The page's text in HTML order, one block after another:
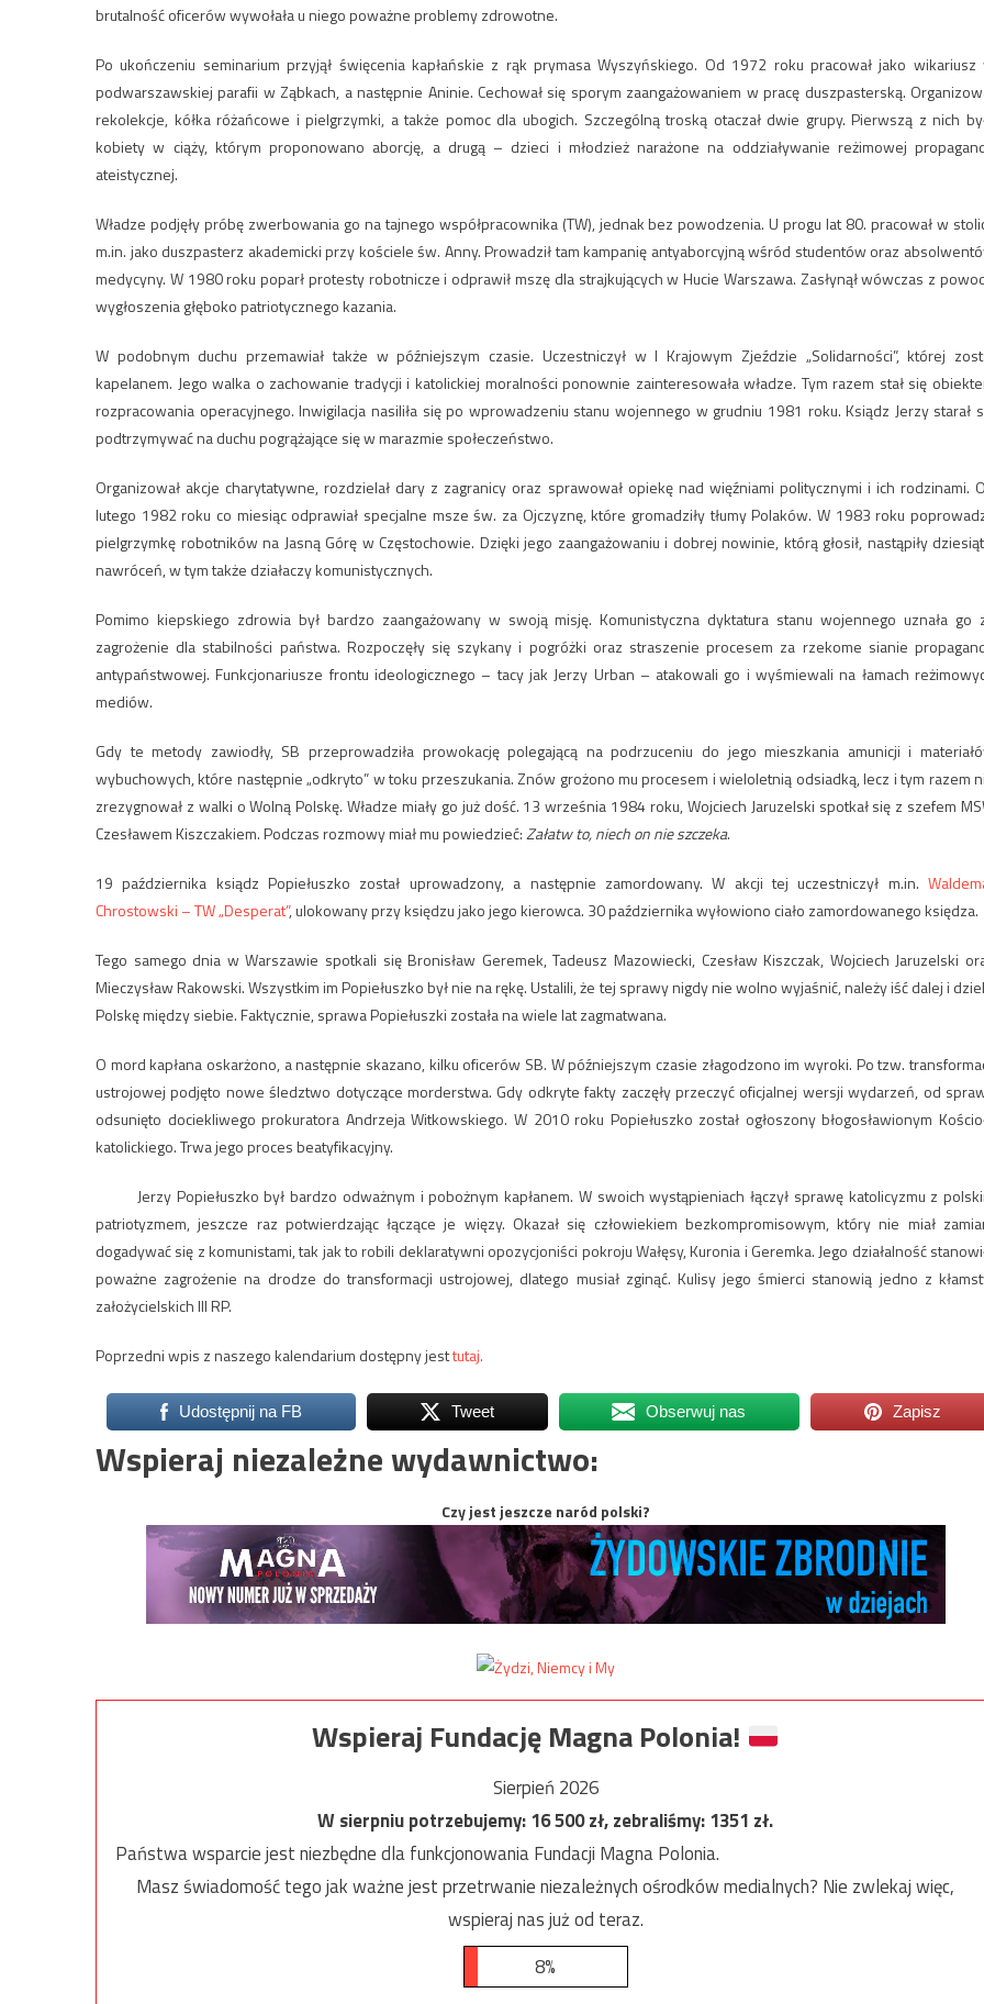
brutalność oficerów wywołała u niego poważne problemy zdrowotne.
Po ukończeniu seminarium przyjął święcenia kapłańskie z rąk prymasa Wyszyńskiego. Od 1972 roku pracował jako wikariusz
podwarszawskiej parafii w Ząbkach, a następnie Aninie. Cechował się sporym zaangażowaniem w pracę duszpasterską.
rekolekcje, kółka różańcowe i pielgrzymki, a także pomoc dla ubogich. Szczególną troską otaczał dwie grupy. Pierwszą z nich
kobiety w ciąży, którym proponowano aborcję, a drugą – dzieci i młodzież narażone na oddziaływanie reżimowej
ateistycznej.
Władze podjęły próbę zwerbowania go na tajnego współpracownika (TW), jednak bez powodzenia. U progu lat 80. pracował w
m.in. jako duszpasterz akademicki przy kościele św. Anny. Prowadził tam kampanię antyaborcyjną wśród studentów oraz
medycyny. W 1980 roku poparł protesty robotnicze i odprawił mszę dla strajkujących w Hucie Warszawa. Zasłynął wówczas z
wygłoszenia głęboko patriotycznego kazania.
W podobnym duchu przemawiał także w późniejszym czasie. Uczestniczył w I Krajowym Zjeździe „Solidarności”, której
kapelanem. Jego walka o zachowanie tradycji i katolickiej moralności ponownie zainteresowała władze. Tym razem stał się
rozpracowania operacyjnego. Inwigilacja nasiliła się po wprowadzeniu stanu wojennego w grudniu 1981 roku. Ksiądz Jerzy starał
podtrzymywać na duchu pogrążające się w marazmie społeczeństwo.
Organizował akcje charytatywne, rozdzielał dary z zagranicy oraz sprawował opiekę nad więźniami politycznymi i ich rodzinami.
lutego 1982 roku co miesiąc odprawiał specjalne msze św. za Ojczyznę, które gromadziły tłumy Polaków. W 1983 roku
pielgrzymkę robotników na Jasną Górę w Częstochowie. Dzięki jego zaangażowaniu i dobrej nowinie, którą głosił, nastąpiły
nawróceń, w tym także działaczy komunistycznych.
Pomimo kiepskiego zdrowia był bardzo zaangażowany w swoją misję. Komunistyczna dyktatura stanu wojennego uznała go
zagrożenie dla stabilności państwa. Rozpoczęły się szykany i pogróżki oraz straszenie procesem za rzekome sianie
antypaństwowej. Funkcjonariusze frontu ideologicznego – tacy jak Jerzy Urban – atakowali go i wyśmiewali na łamach
mediów.
Gdy te metody zawiodły, SB przeprowadziła prowokację polegającą na podrzuceniu do jego mieszkania amunicji i
wybuchowych, które następnie „odkryto” w toku przeszukania. Znów grożono mu procesem i wieloletnią odsiadką, lecz i tym razem
zrezygnował z walki o Wolną Polskę. Władze miały go już dość. 13 września 1984 roku, Wojciech Jaruzelski spotkał się z szefem
Czesławem Kiszczakiem. Podczas rozmowy miał mu powiedzieć:Załatw to, niech on nie szczeka.
19 października ksiądz Popiełuszko został uprowadzony, a następnie zamordowany. W akcji tej uczestniczył m.in.
Chrostowski – TW „Desperat”, ulokowany przy księdzu jako jego kierowca. 30 października wyłowiono ciało zamordowanego księdza.
Tego samego dnia w Warszawie spotkali się Bronisław Geremek, Tadeusz Mazowiecki, Czesław Kiszczak, Wojciech Jaruzelski
Mieczysław Rakowski. Wszystkim im Popiełuszko był nie na rękę. Ustalili, że tej sprawy nigdy nie wolno wyjaśnić, należy iść dalej i
Polskę między siebie. Faktycznie, sprawa Popiełuszki została na wiele lat zagmatwana.
O mord kapłana oskarżono, a następnie skazano, kilku oficerów SB. W późniejszym czasie złagodzono im wyroki. Po tzw.
ustrojowej podjęto nowe śledztwo dotyczące morderstwa. Gdy odkryte fakty zaczęły przeczyć oficjalnej wersji wydarzeń, od
odsunięto dociekliwego prokuratora Andrzeja Witkowskiego. W 2010 roku Popiełuszko został ogłoszony błogosławionym
katolickiego. Trwa jego proces beatyfikacyjny.
Jerzy Popiełuszko był bardzo odważnym i pobożnym kapłanem. W swoich wystąpieniach łączył sprawę katolicyzmu z
patriotyzmem, jeszcze raz potwierdzając łączące je więzy. Okazał się człowiekiem bezkompromisowym, który nie miał
dogadywać się z komunistami, tak jak to robili deklaratywni opozycjoniści pokroju Wałęsy, Kuronia i Geremka. Jego działalność
poważne zagrożenie na drodze do transformacji ustrojowej, dlatego musiał zginąć. Kulisy jego śmierci stanowią jedno z
założycielskich III RP.
Poprzedni wpis z naszego kalendarium dostępny jesttutaj.
Udostępnij na FB Tweet Obserwuj nas Zapisz
Wspieraj niezależne wydawnictwo:
Czy jest jeszcze naród polski?
Wspieraj Fundację Magna Polonia!
Sierpień 2026
W sierpniu potrzebujemy:16 500zł, zebraliśmy:1351 zł.
Państwa wsparcie jest niezbędne dla funkcjonowania Fundacji Magna Polonia.
Masz świadomość tego jak ważne jest przetrwanie niezależnych ośrodków medialnych? Nie zwlekaj więc,
wspieraj nas już od teraz.
8%